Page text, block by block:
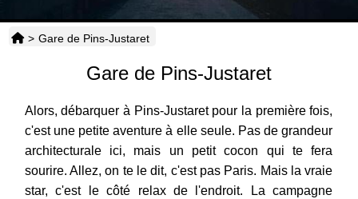
Taxis
> Gare de Pins-Justaret
Gare de Pins-Justaret
Alors, débarquer à Pins-Justaret pour la première fois,
c'est une petite aventure à elle seule. Pas de grandeur
architecturale ici, mais un petit cocon qui te fera
sourire. Allez, on te le dit, c'est pas Paris. Mais la vraie
star, c'est le côté relax de l'endroit. La campagne